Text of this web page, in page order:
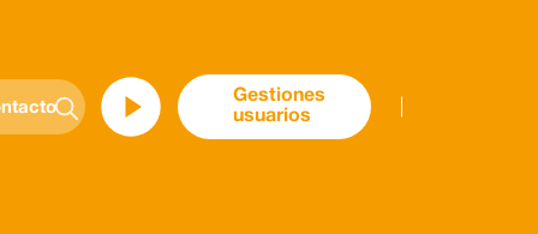
Gestiones
usuarios